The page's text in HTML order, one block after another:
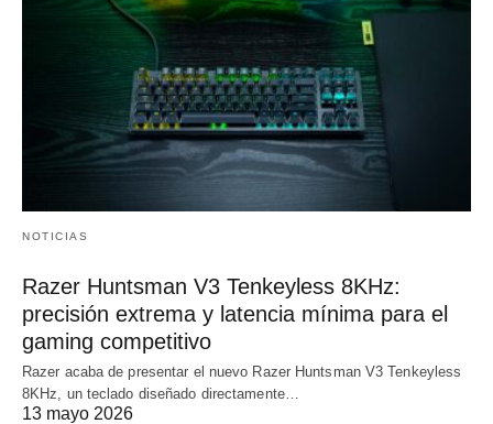
NOTICIAS
Razer Huntsman V3 Tenkeyless 8KHz:
precisión extrema y latencia mínima para el
gaming competitivo
Razer acaba de presentar el nuevo Razer Huntsman V3 Tenkeyless
8KHz, un teclado diseñado directamente…
13 mayo 2026